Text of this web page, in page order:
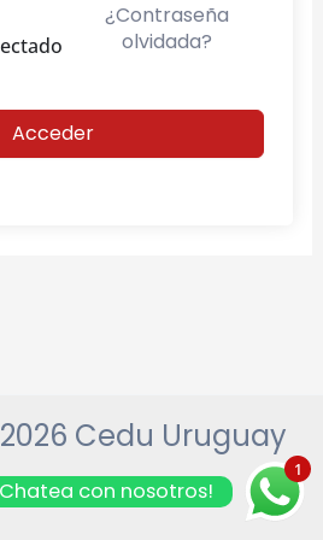
¿Contraseña
olvidada?
Acceder
Cedu Uruguay
1
Chatea con nosotros!